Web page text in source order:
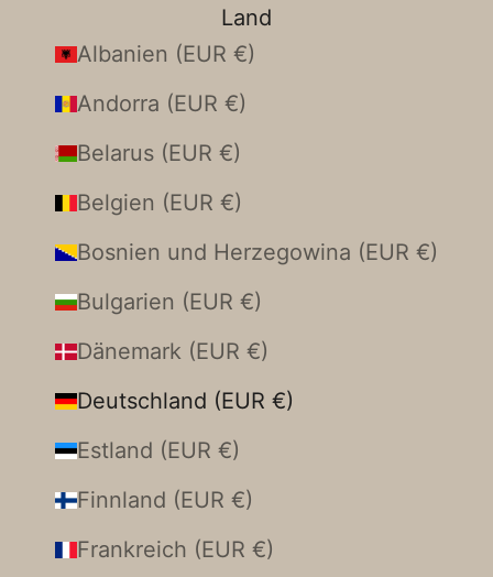
Land
Albanien (EUR €)
Andorra (EUR €)
Belarus (EUR €)
Belgien (EUR €)
Bosnien und Herzegowina (EUR €)
Bulgarien (EUR €)
Dänemark (EUR €)
Deutschland (EUR €)
Estland (EUR €)
Finnland (EUR €)
Frankreich (EUR €)